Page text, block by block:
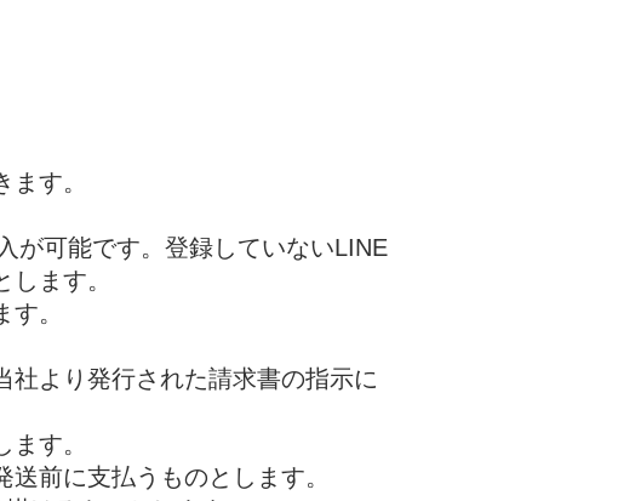
す。
が可能です。登録していないLINE
ます。
。
社より発行された請求書の指示に
す。
前に支払うものとします。